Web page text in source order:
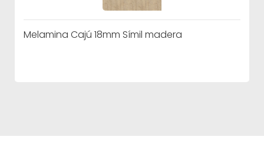
Melamina Cajú 18mm Símil madera